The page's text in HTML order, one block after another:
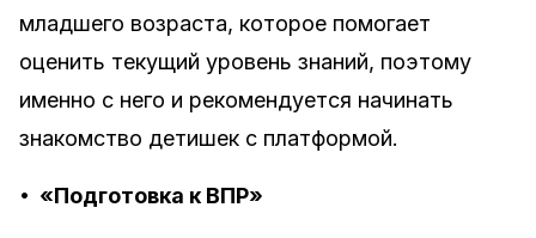
младшего возраста, которое помогает
оценить текущий уровень знаний, поэтому
именно с него и рекомендуется начинать
знакомство детишек с платформой.
• «Подготовка к ВПР»